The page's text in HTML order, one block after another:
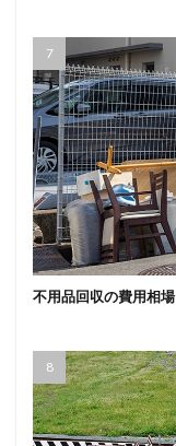
不用品回収の費用相